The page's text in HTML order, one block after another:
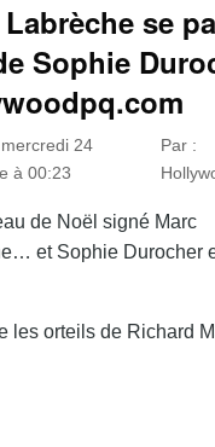
se
Sophie
24
à 00:23
Par :
de Noël signé Marc
et Sophie Durocher
les orteils de Richard